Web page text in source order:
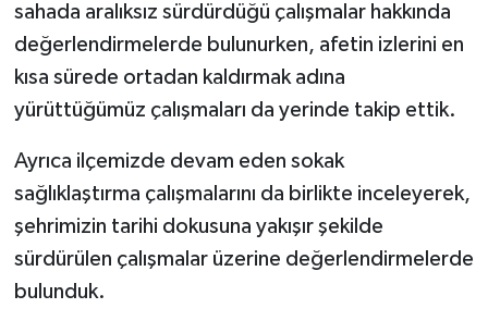
sahada aralıksız sürdürdüğü çalışmalar hakkında
değerlendirmelerde bulunurken, afetin izlerini en
kısa sürede ortadan kaldırmak adına
yürüttüğümüz çalışmaları da yerinde takip ettik.
Ayrıca ilçemizde devam eden sokak
sağlıklaştırma çalışmalarını da birlikte inceleyerek,
şehrimizin tarihi dokusuna yakışır şekilde
sürdürülen çalışmalar üzerine değerlendirmelerde
bulunduk.